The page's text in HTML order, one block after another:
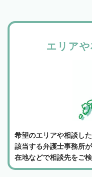
エリア
希望のエリアや相談し
該当する弁護士事務所
在地などで相談先をご検